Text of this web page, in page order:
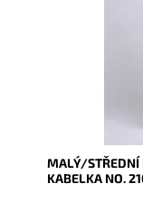
MALÝ/STŘEDNÍ
KABELKA NO.